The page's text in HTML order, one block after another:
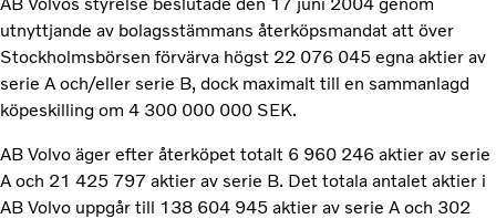
utnyttjande av bolagsstämmans återköpsmandat att över
Stockholmsbörsen förvärva högst 22 076 045 egna aktier av
serie A och/eller serie B, dock maximalt till en sammanlagd
köpeskilling om 4 300 000 000 SEK.
AB Volvo äger efter återköpet totalt 6 960 246 aktier av serie
A och 21 425 797 aktier av serie B. Det totala antalet aktier i
AB Volvo uppgår till 138 604 945 aktier av serie A och 302